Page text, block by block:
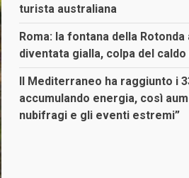
turista australiana
Roma: la fontana della Rotonda
diventata gialla, colpa del
Il Mediterraneo ha raggiunto i
accumulando energia, così
nubifragi e gli eventi estremi”